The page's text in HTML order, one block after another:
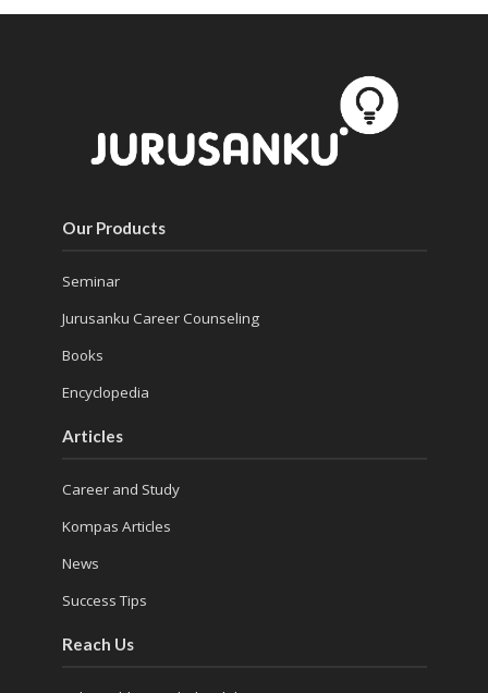
Our Products
Seminar
Jurusanku Career Counseling
Books
Encyclopedia
Articles
Career and Study
Kompas Articles
News
Success Tips
Reach Us